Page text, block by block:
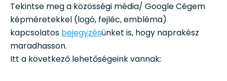
Tekintse meg a közösségi média/ Google Cégem
képméretekkel (logó, fejléc, embléma)
kapcsolatos bejegyzésünket is, hogy naprakész
maradhasson.
Itt a következő lehetőségeink vannak: